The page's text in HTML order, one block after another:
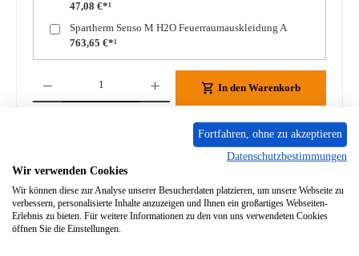
47,08 €*¹
Spartherm Senso M H2O Feuerraumauskleidung A
763,65 €*¹
In den Warenkorb
Fortfahren, ohne zu akzeptieren
Datenschutzbestimmungen
Wir verwenden Cookies
Wir können diese zur Analyse unserer Besucherdaten platzieren, um unsere Webseite zu
verbessern, personalisierte Inhalte anzuzeigen und Ihnen ein großartiges Webseiten-
Erlebnis zu bieten. Für weitere Informationen zu den von uns verwendeten Cookies
öffnen Sie die Einstellungen.